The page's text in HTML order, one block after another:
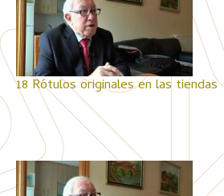
18 Rótulos originales en las tiendas